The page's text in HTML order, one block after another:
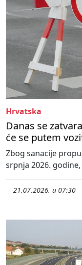
Hrvatska
Danas se
će se putem
Zbog sanacije
srpnja 2026. godine,
21.07.2026. u 07:30